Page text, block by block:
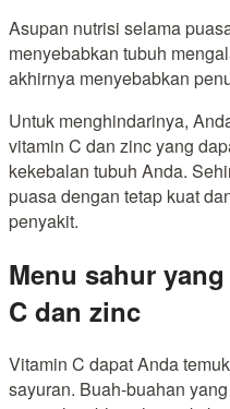
Asupan nutrisi selama
menyebabkan tubuh
akhirnya menyebabkan
Untuk menghindarinya,
vitamin C dan zinc yang
kekebalan tubuh Anda.
puasa dengan tetap kuat
penyakit.
Menu sahur
C dan zinc
Vitamin C dapat Anda
sayuran. Buah-buahan